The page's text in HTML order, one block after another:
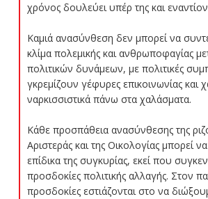
χρόνος δουλεύει υπέρ της και εναντίον
Καμιά ανασύνθεση δεν μπορεί να
κλίμα πολεμικής και ανθρωποφαγίας
πολιτικών δυνάμεων, με πολιτικές
γκρεμίζουν γέφυρες επικοινωνίας και
ναρκισσιστικά πάνω στα χαλάσματα.
Κάθε προσπάθεια ανασύνθεσης της
Αριστεράς και της Οικολογίας μπορεί
επίδικα της συγκυρίας, εκεί που
προσδοκίες πολιτικής αλλαγής. Στον
προσδοκίες εστιάζονται στο να